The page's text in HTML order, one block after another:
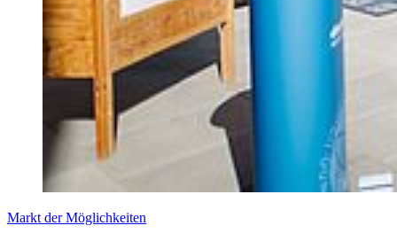
Markt der Möglichkeiten